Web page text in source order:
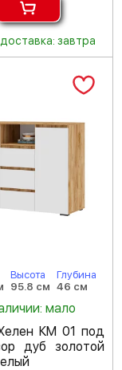
доставка: завтра
Высота
95.8 см
Глубина
46 см
мало
КМ 01 под
дуб золотой